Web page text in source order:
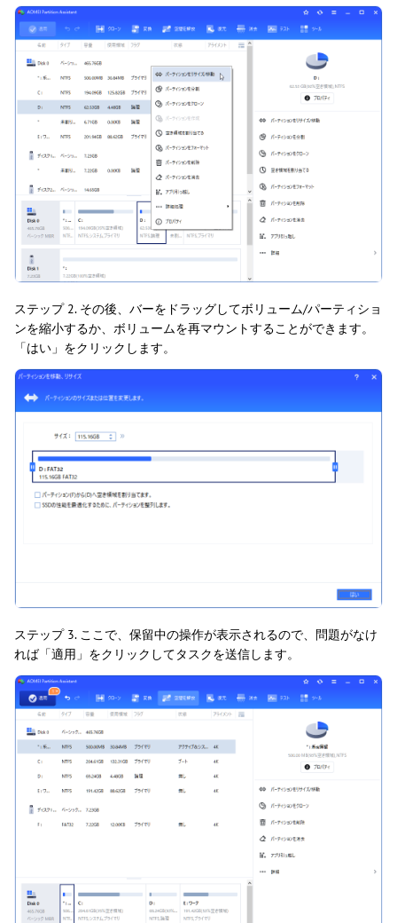
ステップ 2. その後、バーをドラッグしてボリューム/パーティショ
ンを縮小するか、ボリュームを再マウントすることができます。
「はい」をクリックします。
ステップ 3. ここで、保留中の操作が表示されるので、問題がなけ
れば「適用」をクリックしてタスクを送信します。